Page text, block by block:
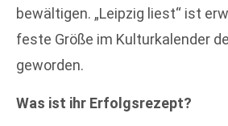
bewältigen. „Leipzig liest“ ist
feste Größe im Kulturkalender
geworden.
Was ist ihr Erfolgsrezept?